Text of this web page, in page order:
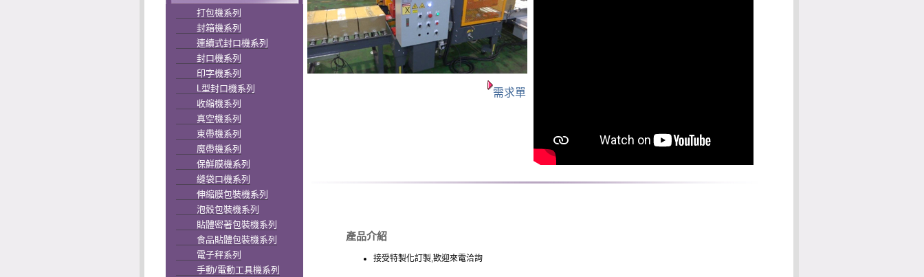
打包機系列
封箱機系列
連續式封口機系列
封口機系列
印字機系列
L型封口機系列
收縮機系列
真空機系列
束帶機系列
魔帶機系列
保鮮膜機系列
縫袋口機系列
伸縮膜包裝機系列
泡殼包裝機系列
貼體密著包裝機系列
食品貼體包裝機系列
電子秤系列
手動/電動工具機系列
需求單
產品介紹
接受特製化訂製,歡迎來電洽詢